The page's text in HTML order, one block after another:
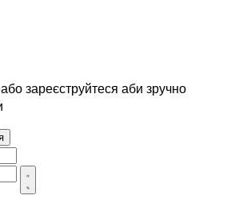
зареєструйтеся аби зручно